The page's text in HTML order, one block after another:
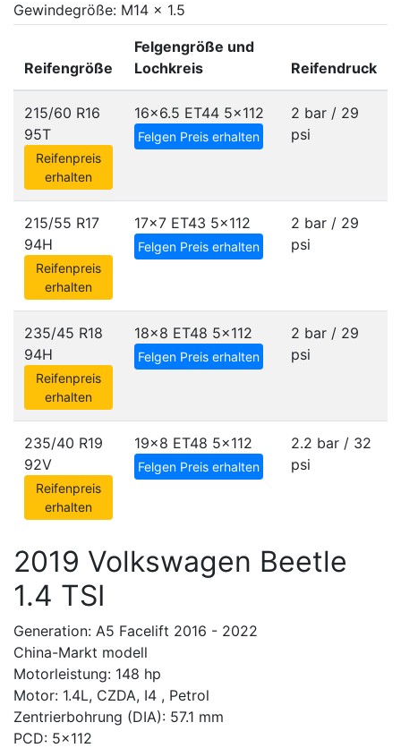
Gewindegröße: M14 x 1.5
Reifengröße
Felgengröße und
Lochkreis
Reifendruck
215/60 R16
95T
Reifenpreis
erhalten
16x6.5 ET44 5x112
Felgen Preis erhalten
2 bar / 29
psi
215/55 R17
94H
Reifenpreis
erhalten
17x7 ET43 5x112
Felgen Preis erhalten
2 bar / 29
psi
235/45 R18
94H
Reifenpreis
erhalten
18x8 ET48 5x112
Felgen Preis erhalten
2 bar / 29
psi
235/40 R19
92V
Reifenpreis
erhalten
19x8 ET48 5x112
Felgen Preis erhalten
2.2 bar / 32
psi
2019 Volkswagen Beetle
1.4 TSI
Generation: A5 Facelift 2016 - 2022
China-Markt modell
Motorleistung: 148 hp
Motor: 1.4L, CZDA, I4 , Petrol
Zentrierbohrung (DIA): 57.1 mm
PCD: 5x112